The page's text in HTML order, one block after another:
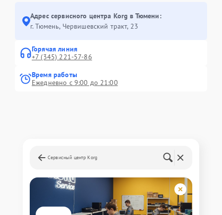
Адрес сервисного центра Korg в Тюмени:
г. Тюмень, ​Червишевский тракт, 23
Горячая линия
+7 (345) 221-57-86
Время работы
Ежедневно с 9:00 до 21:00
Сервисный центр Korg